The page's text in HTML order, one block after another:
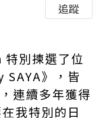
追蹤
別揀選了位
》，皆
連續多年獲得
我特別的日